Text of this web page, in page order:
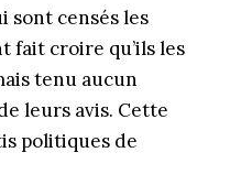
sont censés les
fait croire qu’ils les
tenu aucun
leurs avis. Cette
politiques de